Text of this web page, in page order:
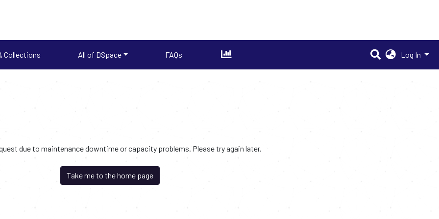
Collections All of DSpace FAQs Log In
due to maintenance downtime or capacity problems. Please try again later.
Take me to the home page